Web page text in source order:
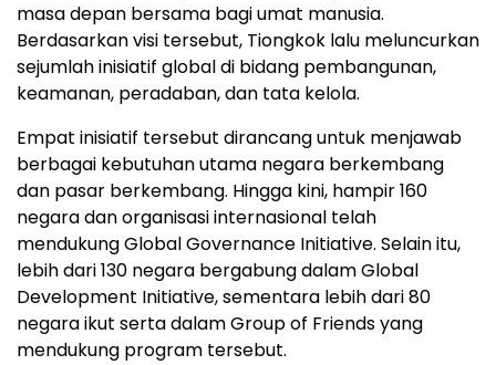
masa depan bersama bagi umat manusia.
Berdasarkan visi tersebut, Tiongkok lalu meluncurkan
sejumlah inisiatif global di bidang pembangunan,
keamanan, peradaban, dan tata kelola.
Empat inisiatif tersebut dirancang untuk menjawab
berbagai kebutuhan utama negara berkembang
dan pasar berkembang. Hingga kini, hampir 160
negara dan organisasi internasional telah
mendukung Global Governance Initiative. Selain itu,
lebih dari 130 negara bergabung dalam Global
Development Initiative, sementara lebih dari 80
negara ikut serta dalam Group of Friends yang
mendukung program tersebut.